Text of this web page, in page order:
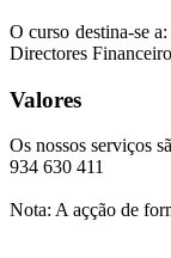
O curso destina-se
Directores
Valores
Os nossos serviços
934 630 411
Nota: A açção de